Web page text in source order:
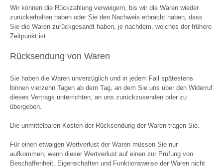
Wir können die Rückzahlung verweigern, bis wir die Waren wieder
zurückerhalten haben oder Sie den Nachweis erbracht haben, dass
Sie die Waren zurückgesandt haben, je nachdem, welches der frühere
Zeitpunkt ist.
Rücksendung von Waren
Sie haben die Waren unverzüglich und in jedem Fall spätestens
binnen vierzehn Tagen ab dem Tag, an dem Sie uns über den Widerruf
dieses Vertrags unterrichten, an uns zurückzusenden oder zu
übergeben.
Die unmittelbaren Kosten der Rücksendung der Waren tragen Sie.
Für einen etwaigen Wertverlust der Waren müssen Sie nur
aufkommen, wenn dieser Wertverlust auf einen zur Prüfung von
Beschaffenheit, Eigenschaften und Funktionsweise der Waren nicht